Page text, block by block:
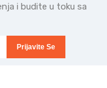
i budite u toku sa
Prijavite Se